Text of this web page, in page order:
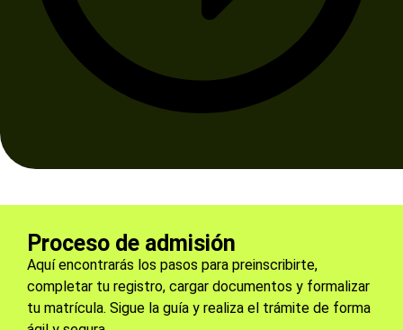
Proceso de admisión
Aquí encontrarás los pasos para preinscribirte,
completar tu registro, cargar documentos y formalizar
tu matrícula. Sigue la guía y realiza el trámite de forma